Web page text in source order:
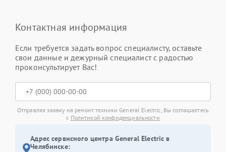
Контактная информация
Если требуется задать вопрос специалисту, оставьте
свои данные и дежурный специалист с радостью
проконсультирует Вас!
Отправляя заявку на ремонт техники General Electric, Вы соглашаетесь
с Политикой конфиденциальности
Адрес сервисного центра General Electric в
Челябинске: